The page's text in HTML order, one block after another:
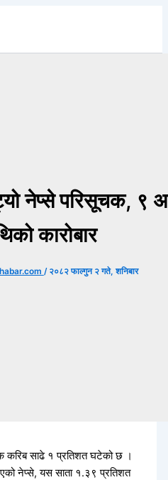
नेप्से परिसूचक, ९
कारोबार
/ २०८२ फाल्गुन २ गते, शनिबार
करिब साढे १ प्रतिशत घटेको छ ।
नेप्से, यस साता १.३९ प्रतिशत